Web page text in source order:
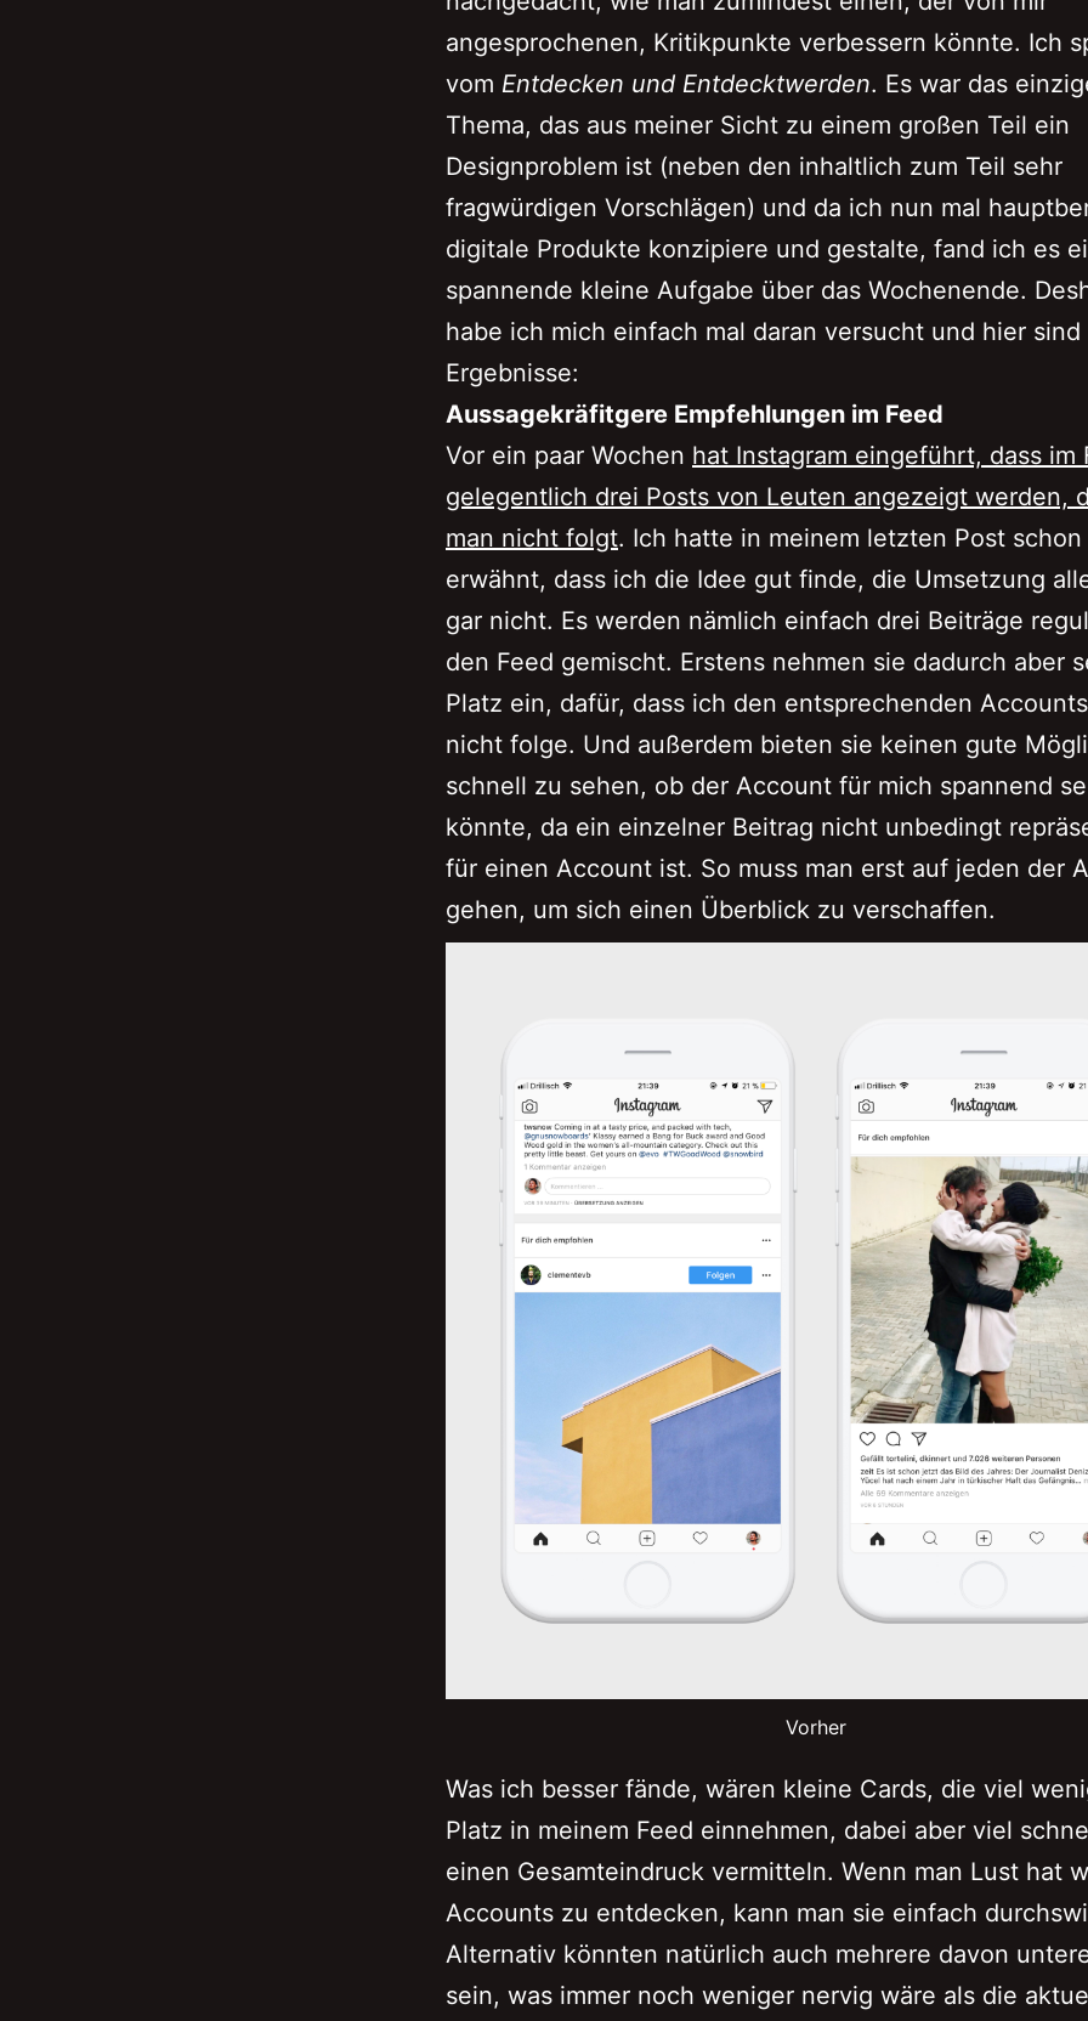
angesprochenen, Kritikpunkte verbessern könnte. Ich
vom Entdecken und Entdecktwerden. Es war das
Thema, das aus meiner Sicht zu einem großen Teil ein
Designproblem ist (neben den inhaltlich zum Teil sehr
fragwürdigen Vorschlägen) und da ich nun mal
digitale Produkte konzipiere und gestalte, fand ich es
spannende kleine Aufgabe über das Wochenende.
habe ich mich einfach mal daran versucht und hier sind
Ergebnisse:
Aussagekräfitgere Empfehlungen im Feed
Vor ein paar Wochen hat Instagram eingeführt, dass im
gelegentlich drei Posts von Leuten angezeigt werden,
man nicht folgt. Ich hatte in meinem letzten Post schon
erwähnt, dass ich die Idee gut finde, die Umsetzung
gar nicht. Es werden nämlich einfach drei Beiträge
den Feed gemischt. Erstens nehmen sie dadurch aber
Platz ein, dafür, dass ich den entsprechenden
nicht folge. Und außerdem bieten sie keinen gute
schnell zu sehen, ob der Account für mich spannend
könnte, da ein einzelner Beitrag nicht unbedingt
für einen Account ist. So muss man erst auf jeden der
gehen, um sich einen Überblick zu verschaffen.
Vorher
Was ich besser fände, wären kleine Cards, die viel
Platz in meinem Feed einnehmen, dabei aber viel
einen Gesamteindruck vermitteln. Wenn man Lust hat
Accounts zu entdecken, kann man sie einfach
Alternativ könnten natürlich auch mehrere davon
sein, was immer noch weniger nervig wäre als die